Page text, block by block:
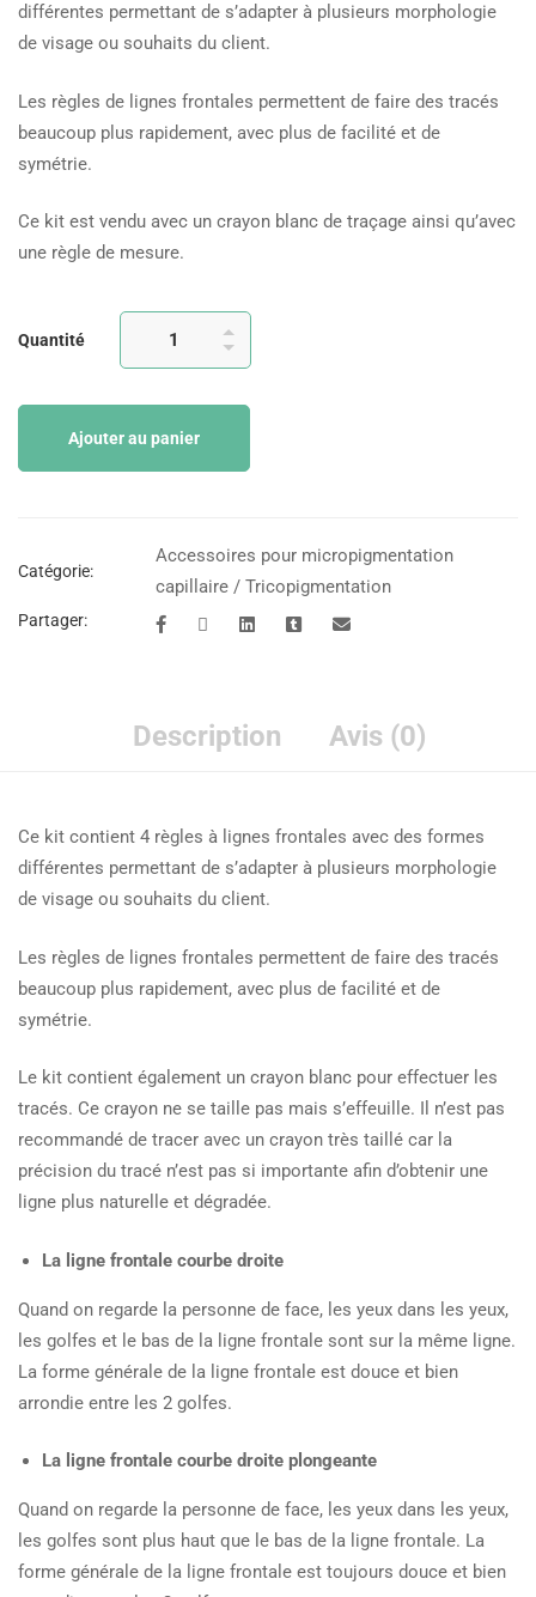
différentes permettant de s’adapter à plusieurs morphologie
de visage ou souhaits du client.
Les règles de lignes frontales permettent de faire des tracés
beaucoup plus rapidement, avec plus de facilité et de
symétrie.
Ce kit est vendu avec un crayon blanc de traçage ainsi qu’avec
une règle de mesure.
Quantité
Ajouter au panier
Catégorie:
Accessoires pour micropigmentation
capillaire / Tricopigmentation
Partager:
Description Avis (0)
Ce kit contient 4 règles à lignes frontales avec des formes
différentes permettant de s’adapter à plusieurs morphologie
de visage ou souhaits du client.
Les règles de lignes frontales permettent de faire des tracés
beaucoup plus rapidement, avec plus de facilité et de
symétrie.
Le kit contient également un crayon blanc pour effectuer les
tracés. Ce crayon ne se taille pas mais s’effeuille. Il n’est pas
recommandé de tracer avec un crayon très taillé car la
précision du tracé n’est pas si importante afin d’obtenir une
ligne plus naturelle et dégradée.
La ligne frontale courbe droite
Quand on regarde la personne de face, les yeux dans les yeux,
les golfes et le bas de la ligne frontale sont sur la même ligne.
La forme générale de la ligne frontale est douce et bien
arrondie entre les 2 golfes.
La ligne frontale courbe droite plongeante
Quand on regarde la personne de face, les yeux dans les yeux,
les golfes sont plus haut que le bas de la ligne frontale. La
forme générale de la ligne frontale est toujours douce et bien